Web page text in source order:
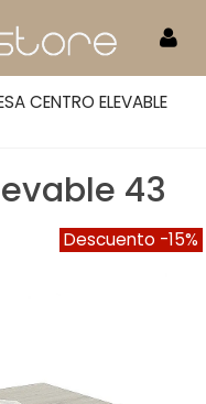
CENTRO ELEVABLE
43
Descuento -15%